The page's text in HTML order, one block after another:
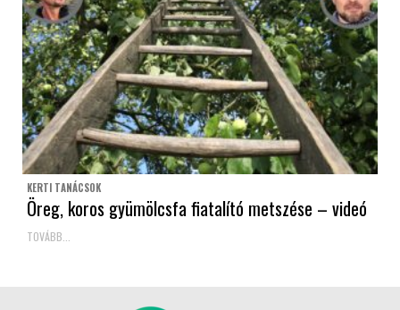
KERTI TANÁCSOK
Öreg, koros gyümölcsfa fiatalító metszése – videó
TOVÁBB...